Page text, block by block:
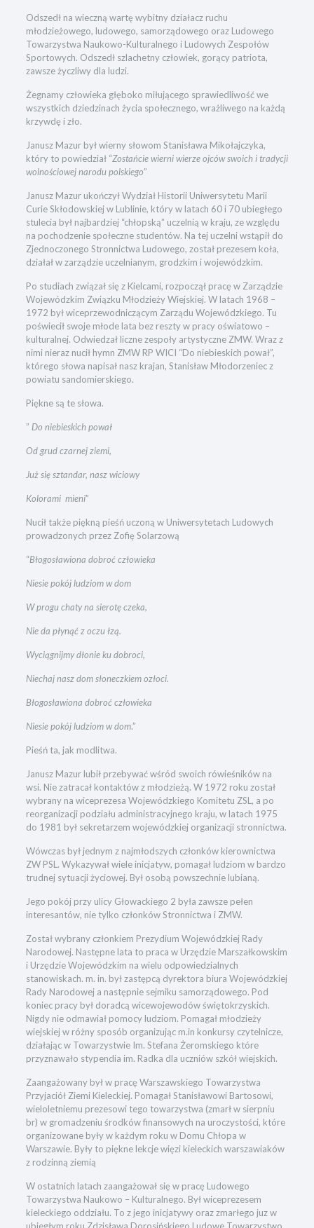
Odszedł na wieczną wartę wybitny działacz ruchu
młodzieżowego, ludowego, samorządowego oraz Ludowego
Towarzystwa Naukowo-Kulturalnego i Ludowych Zespołów
Sportowych. Odszedł szlachetny człowiek, gorący patriota,
zawsze życzliwy dla ludzi.
Żegnamy człowieka głęboko miłującego sprawiedliwość we
wszystkich dziedzinach życia społecznego, wrażliwego na każdą
krzywdę i zło.
Janusz Mazur był wierny słowom Stanisława Mikołajczyka,
który to powiedział “Zostańcie wierni wierze ojców swoich i tradycji
wolnościowej narodu polskiego”
Janusz Mazur ukończył Wydział Historii Uniwersytetu Marii
Curie Skłodowskiej w Lublinie, który w latach 60 i 70 ubiegłego
stulecia był najbardziej “chłopską” uczelnią w kraju, ze względu
na pochodzenie społeczne studentów. Na tej uczelni wstąpił do
Zjednoczonego Stronnictwa Ludowego, został prezesem koła,
działał w zarządzie uczelnianym, grodzkim i wojewódzkim.
Po studiach związał się z Kielcami, rozpoczął pracę w Zarządzie
Wojewódzkim Związku Młodzieży Wiejskiej. W latach 1968 –
1972 był wiceprzewodniczącym Zarządu Wojewódzkiego. Tu
poświecił swoje młode lata bez reszty w pracy oświatowo –
kulturalnej. Odwiedzał liczne zespoły artystyczne ZMW. Wraz z
nimi nieraz nucił hymn ZMW RP WICI “Do niebieskich pował”,
którego słowa napisał nasz krajan, Stanisław Młodorzeniec z
powiatu sandomierskiego.
Piękne są te słowa.
” Do niebieskich pował
Od grud czarnej ziemi,
Już się sztandar, nasz wiciowy
Kolorami mieni”
Nucił także piękną pieśń uczoną w Uniwersytetach Ludowych
prowadzonych przez Zofię Solarzową
“Błogosławiona dobroć człowieka
Niesie pokój ludziom w dom
W progu chaty na sierotę czeka,
Nie da płynąć z oczu łzą.
Wyciągnijmy dłonie ku dobroci,
Niechaj nasz dom słoneczkiem ozłoci.
Błogosławiona dobroć człowieka
Niesie pokój ludziom w dom.”
Pieśń ta, jak modlitwa.
Janusz Mazur lubił przebywać wśród swoich rówieśników na
wsi. Nie zatracał kontaktów z młodzieżą. W 1972 roku został
wybrany na wiceprezesa Wojewódzkiego Komitetu ZSL, a po
reorganizacji podziału administracyjnego kraju, w latach 1975
do 1981 był sekretarzem wojewódzkiej organizacji stronnictwa.
Wówczas był jednym z najmłodszych członków kierownictwa
ZW PSL. Wykazywał wiele inicjatyw, pomagał ludziom w bardzo
trudnej sytuacji życiowej. Był osobą powszechnie lubianą.
Jego pokój przy ulicy Głowackiego 2 była zawsze pełen
interesantów, nie tylko członków Stronnictwa i ZMW.
Został wybrany członkiem Prezydium Wojewódzkiej Rady
Narodowej. Następne lata to praca w Urzędzie Marszałkowskim
i Urzędzie Wojewódzkim na wielu odpowiedzialnych
stanowiskach. m. in. był zastępcą dyrektora biura Wojewódzkiej
Rady Narodowej a następnie sejmiku samorządowego. Pod
koniec pracy był doradcą wicewojewodów świętokrzyskich.
Nigdy nie odmawiał pomocy ludziom. Pomagał młodzieży
wiejskiej w różny sposób organizując m.in konkursy czytelnicze,
działając w Towarzystwie Im. Stefana Żeromskiego które
przyznawało stypendia im. Radka dla uczniów szkół wiejskich.
Zaangażowany był w pracę Warszawskiego Towarzystwa
Przyjaciół Ziemi Kieleckiej. Pomagał Stanisławowi Bartosowi,
wieloletniemu prezesowi tego towarzystwa (zmarł w sierpniu
br) w gromadzeniu środków finansowych na uroczystości, które
organizowane były w każdym roku w Domu Chłopa w
Warszawie. Były to piękne lekcje więzi kieleckich warszawiaków
z rodzinną ziemią
W ostatnich latach zaangażował się w pracę Ludowego
Towarzystwa Naukowo – Kulturalnego. Był wiceprezesem
kieleckiego oddziału. To z jego inicjatywy oraz zmarłego juz w